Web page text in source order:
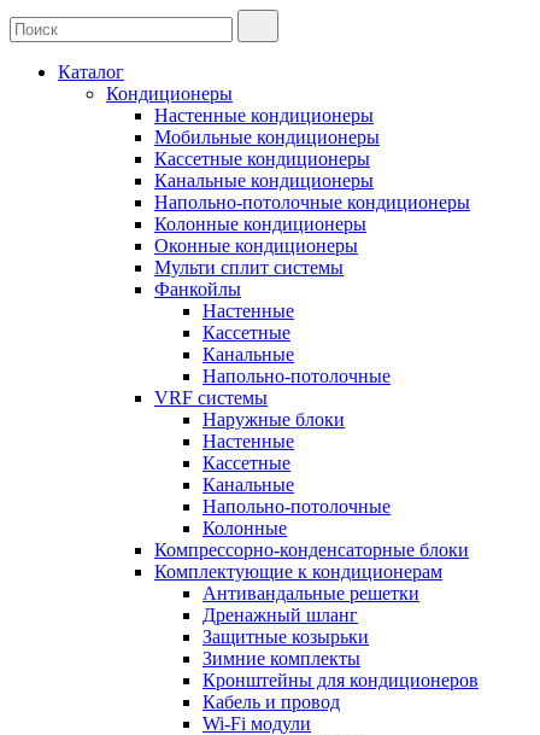
Каталог
Кондиционеры
Настенные кондиционеры
Мобильные кондиционеры
Кассетные кондиционеры
Канальные кондиционеры
Напольно-потолочные кондиционеры
Колонные кондиционеры
Оконные кондиционеры
Мульти сплит системы
Фанкойлы
Настенные
Кассетные
Канальные
Напольно-потолочные
VRF системы
Наружные блоки
Настенные
Кассетные
Канальные
Напольно-потолочные
Колонные
Компрессорно-конденсаторные блоки
Комплектующие к кондиционерам
Антивандальные решетки
Дренажный шланг
Защитные козырьки
Зимние комплекты
Кронштейны для кондиционеров
Кабель и провод
Wi-Fi модули